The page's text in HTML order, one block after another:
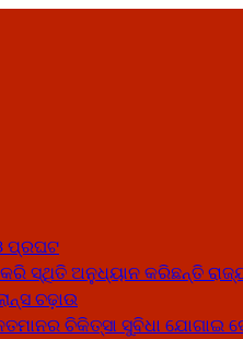
ପ୍ରଘଟ
ସ୍ଥିତି ଅନୁଧ୍ୟାନ କରିଛନ୍ତି
ଚଢ଼ାଉ
ଚିକିତ୍ସା ସୁବିଧା ଯୋଗାଇ